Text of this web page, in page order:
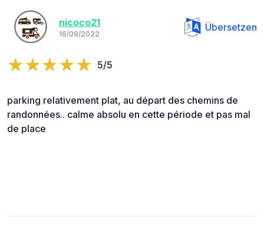
nicoco21
16/09/2022
Übersetzen
5/5
parking relativement plat, au départ des chemins de
randonnées.. calme absolu en cette période et pas mal
de place